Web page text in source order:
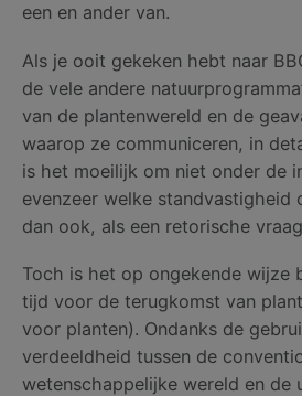
een en ander van.
Als je ooit gekeken hebt naar
de vele andere
van de plantenwereld en de
waarop ze communiceren, in
is het moeilijk om niet onder de
evenzeer welke standvastigheid
dan ook, als een retorische
Toch is het op ongekende wijze
tijd voor de terugkomst van
voor planten). Ondanks de
verdeeldheid tussen de
wetenschappelijke wereld en de